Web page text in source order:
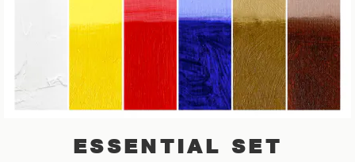
ESSENTIAL SET